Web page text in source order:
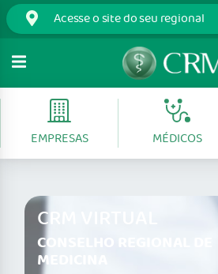
EMPRESAS MÉDICOS
CRM VIRTUAL
CONSELHO REGIONAL DE
MEDICINA